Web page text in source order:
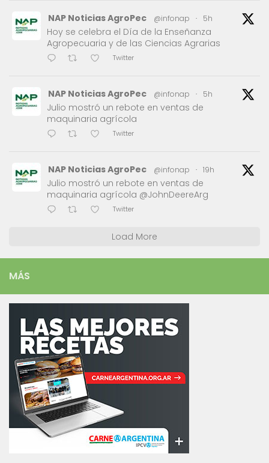
NAP Noticias AgroPec @infonap · 5h
Hoy se celebra el Día de la Enseñanza
Agropecuaria y de las Ciencias Agrarias
Twitter
NAP Noticias AgroPec @infonap · 5h
Julio mostró un rebote en ventas de
maquinaria agrícola
Twitter
NAP Noticias AgroPec @infonap · 19h
Julio mostró un rebote en ventas de
maquinaria agrícola @JohnDeereArg
Twitter
Load More
MÁS